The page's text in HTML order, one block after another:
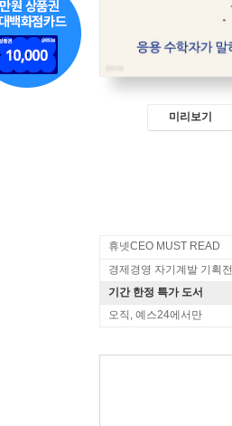
미리보기
휴넷CEO MUST READ
경제경영 자기계발 기획전
기간 한정 특가 도서
오직, 예스24에서만